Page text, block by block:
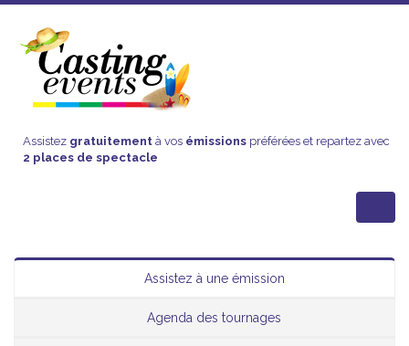
Assistez gratuitement à vos émissions préférées et repartez avec
2 places de spectacle
Assistez à une émission
Agenda des tournages